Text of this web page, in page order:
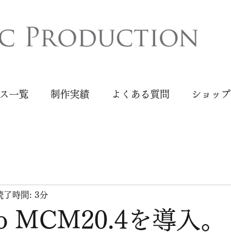
一覧 制作実績 よくある質問 ショップ
を導入。
了時間: 3分